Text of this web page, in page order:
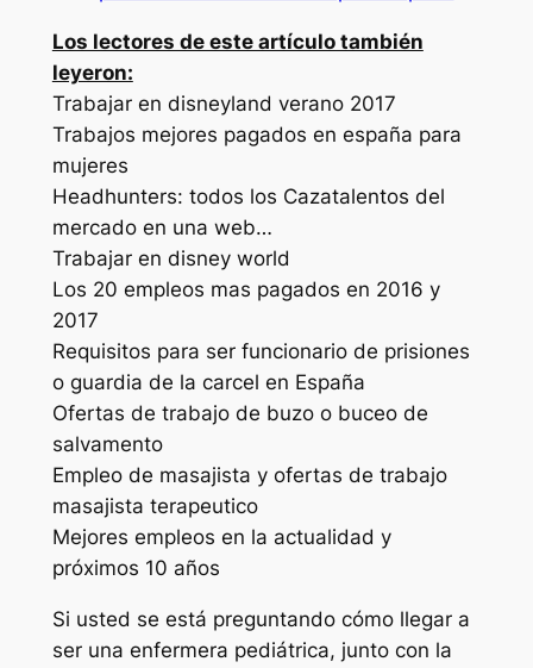
Los lectores de este artículo también
leyeron:
Trabajar en disneyland verano 2017
Trabajos mejores pagados en españa para
mujeres
Headhunters: todos los Cazatalentos del
mercado en una web…
Trabajar en disney world
Los 20 empleos mas pagados en 2016 y
2017
Requisitos para ser funcionario de prisiones
o guardia de la carcel en España
Ofertas de trabajo de buzo o buceo de
salvamento
Empleo de masajista y ofertas de trabajo
masajista terapeutico
Mejores empleos en la actualidad y
próximos 10 años
Si usted se está preguntando cómo llegar a
ser una enfermera pediátrica, junto con la